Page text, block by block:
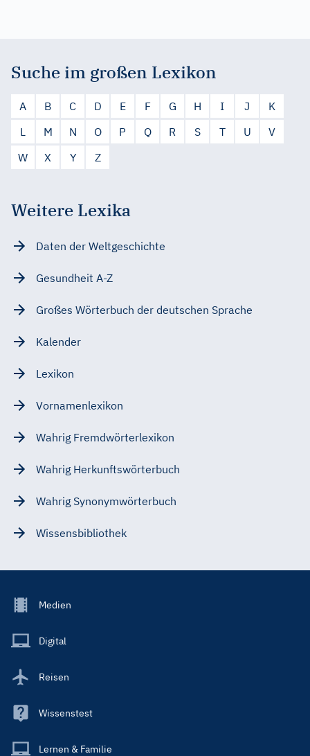
Suche im großen Lexikon
A B C D E F G H I J
K
L
M N O P Q R S T U
V
W
X Y Z
Weitere Lexika
Daten der Weltgeschichte
Gesundheit A-Z
Großes Wörterbuch der deutschen Sprache
Kalender
Lexikon
Vornamenlexikon
Wahrig Fremdwörterlexikon
Wahrig Herkunftswörterbuch
Wahrig Synonymwörterbuch
Wissensbibliothek
Footer
Main
Medien
Digital
Reisen
Wissenstest
Lernen & Familie